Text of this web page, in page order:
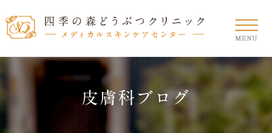
皮膚科ブログ